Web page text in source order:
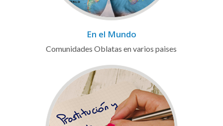
En el Mundo
Comunidades Oblatas en varios paises